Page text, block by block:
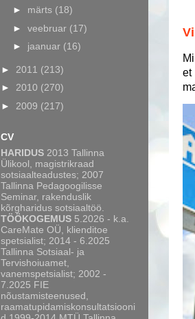
et
► märts (18)
► veebruar (17)
► jaanuar (16)
► 2011 (213)
► 2010 (270)
► 2009 (217)
CV
HARIDUS 2013 Tallinna
Ülikool, magistrikraad
sotsiaalteadustes; 2007
Tallinna Pedagoogilisse
Seminar, rakenduslik
kõrgharidus sotsiaaltöö.
TÖÖKOGEMUS 5.2026 - k.a.
CareMate OÜ, klienditoe
spetsialist; 2014 - 6.2025
Tallinna Sotsiaal- ja
Tervishoiuamet,
vanemspetsialist; 2002 -
7.2025 FIE
nõustamisteenused,
raamatupidamiskonsultatsiooni